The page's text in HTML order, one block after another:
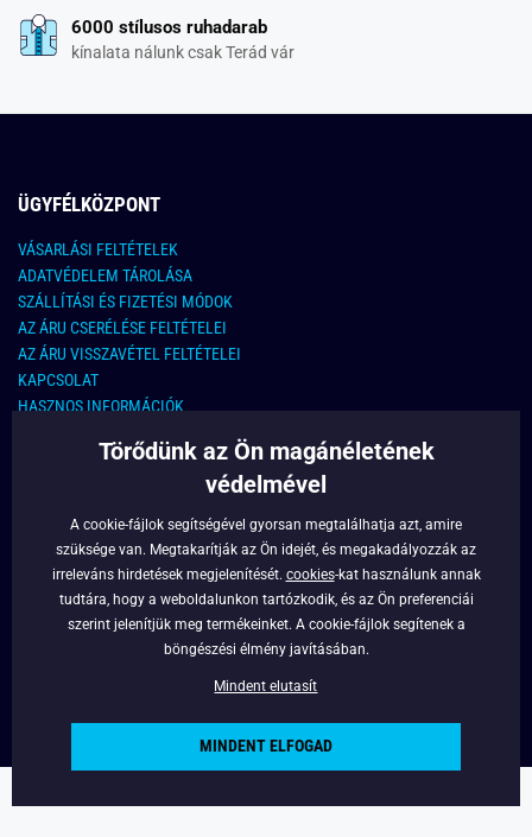
6000 stílusos ruhadarab
kínalata nálunk csak Terád vár
ÜGYFÉLKÖZPONT
VÁSARLÁSI FELTÉTELEK
ADATVÉDELEM TÁROLÁSA
SZÁLLÍTÁSI ÉS FIZETÉSI MÓDOK
AZ ÁRU CSERÉLÉSE FELTÉTELEI
AZ ÁRU VISSZAVÉTEL FELTÉTELEI
KAPCSOLAT
HASZNOS INFORMÁCIÓK
KAPCSOLAT
info@legyferfi.hu
FONTOS INFORMÁCIÓK
RÓLUNK
Törődünk az Ön magánéletének
védelmével
A cookie-fájlok segítségével gyorsan megtalálhatja azt, amire
szüksége van. Megtakarítják az Ön idejét, és megakadályozzák az
irreleváns hirdetések megjelenítését. cookies-kat használunk annak
tudtára, hogy a weboldalunkon tartózkodik, és az Ön preferenciái
szerint jelenítjük meg termékeinket. A cookie-fájlok segítenek a
böngészési élmény javításában.
Mindent elutasít
MINDENT ELFOGAD